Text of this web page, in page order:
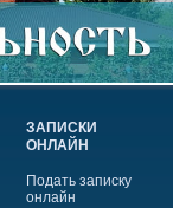
ЗАПИСКИ
ОНЛАЙН
Подать записку
онлайн